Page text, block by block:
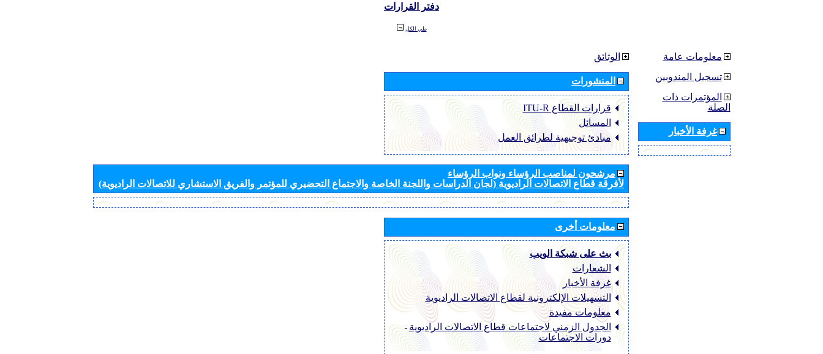
دفتر القرارات
طي الكل
الوثائق
المنشورات
قرارات القطاع ‏ITU-R
المسائل
مبادئ توجيهية لطرائق العمل
مرشحون لمناصب الرؤساء ونواب الرؤساء
لأفرقة قطاع الاتصالات الراديوية (لجان الدراسات واللجنة الخاصة والاجتماع التحضيري للمؤتمر والفريق الاستشاري للاتصالات الراديوية)
معلومات أخرى
بث على شبكة الويب
الشعارات
غرفة الأخبار
التسهيلات الإلكترونية لقطاع الاتصالات الراديوية
معلومات مفيدة
الجدول الزمني لاجتماعات قطاع الاتصالات الراديوية -
دورات الاجتماعات
معلومات عامة
تسجيل المندوبين
المؤتمرات ذات
الصلة
غرفة الأخبار